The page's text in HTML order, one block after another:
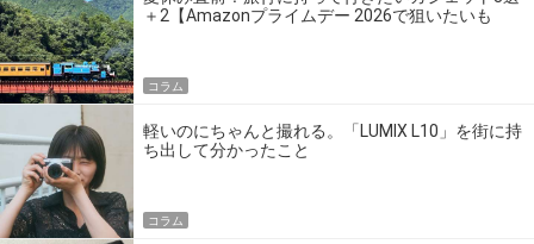
＋2【Amazonプライムデー 2026で狙いたいも
コラム
軽いのにちゃんと撮れる。「LUMIX L10」を街に持
ち出して分かったこと
コラム